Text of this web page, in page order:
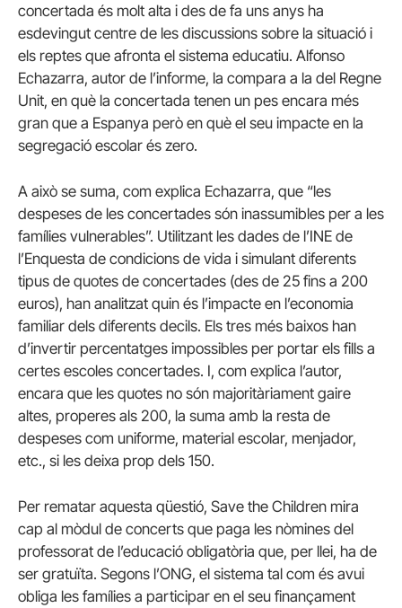
concertada és molt alta i des de fa uns anys ha
esdevingut centre de les discussions sobre la situació i
els reptes que afronta el sistema educatiu. Alfonso
Echazarra, autor de l’informe, la compara a la del Regne
Unit, en què la concertada tenen un pes encara més
gran que a Espanya però en què el seu impacte en la
segregació escolar és zero.
A això se suma, com explica Echazarra, que “les
despeses de les concertades són inassumibles per a les
famílies vulnerables”. Utilitzant les dades de l’INE de
l’Enquesta de condicions de vida i simulant diferents
tipus de quotes de concertades (des de 25 fins a 200
euros), han analitzat quin és l’impacte en l’economia
familiar dels diferents decils. Els tres més baixos han
d’invertir percentatges impossibles per portar els fills a
certes escoles concertades. I, com explica l’autor,
encara que les quotes no són majoritàriament gaire
altes, properes als 200, la suma amb la resta de
despeses com uniforme, material escolar, menjador,
etc., si les deixa prop dels 150.
Per rematar aquesta qüestió, Save the Children mira
cap al mòdul de concerts que paga les nòmines del
professorat de l’educació obligatòria que, per llei, ha de
ser gratuïta. Segons l’ONG, el sistema tal com és avui
obliga les famílies a participar en el seu finançament